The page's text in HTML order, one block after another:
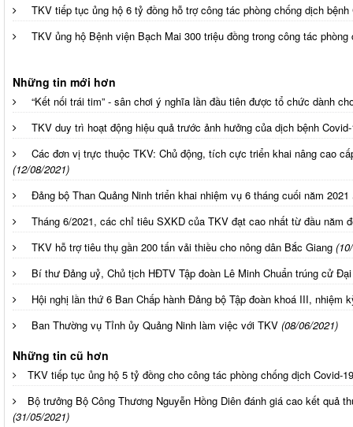
TKV tiếp tục ủng hộ 6 tỷ đồng hỗ trợ công tác phòng chống dịch bệnh
TKV ủng hộ Bệnh viện Bạch Mai 300 triệu đồng trong công tác phòng
Những tin mới hơn
“Kết nối trái tim” - sân chơi ý nghĩa lần đầu tiên được tổ chức dành
TKV duy trì hoạt động hiệu quả trước ảnh hưởng của dịch bệnh
Các đơn vị trực thuộc TKV: Chủ động, tích cực triển khai nâng cao
(12/08/2021)
Đảng bộ Than Quảng Ninh triển khai nhiệm vụ 6 tháng cuối năm 2021
Tháng 6/2021, các chỉ tiêu SXKD của TKV đạt cao nhất từ đầu năm
TKV hỗ trợ tiêu thụ gần 200 tấn vải thiều cho nông dân Bắc Giang
Bí thư Đảng uỷ, Chủ tịch HĐTV Tập đoàn Lê Minh Chuẩn trúng cử
Hội nghị lần thứ 6 Ban Chấp hành Đảng bộ Tập đoàn khoá III, nhiệm
Ban Thường vụ Tỉnh ủy Quảng Ninh làm việc với TKV (08/06/2021)
Những tin cũ hơn
TKV tiếp tục ủng hộ 5 tỷ đồng cho công tác phòng chống dịch Covid-19
Bộ trưởng Bộ Công Thương Nguyễn Hồng Diên đánh giá cao kết quả
(31/05/2021)